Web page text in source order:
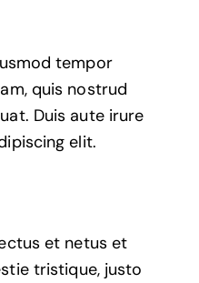
tempor
quis nostrud
Duis aute irure
elit.
et netus et
tristique, justo